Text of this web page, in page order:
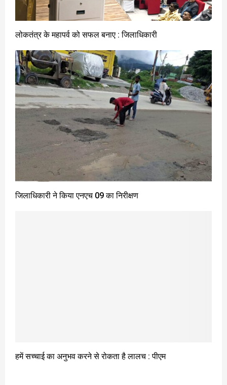
लोकतंत्र के महापर्व को सफल बनाए : जिलाधिकारी
जिलाधिकारी ने किया एनएच 09 का निरीक्षण
हमें सच्चाई का अनुभव करने से रोकता है लालच : पीएम